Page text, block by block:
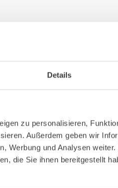
Details
zu personalisieren,
Außerdem geben wir
Werbung und Analysen
die Sie ihnen bereitgestellt